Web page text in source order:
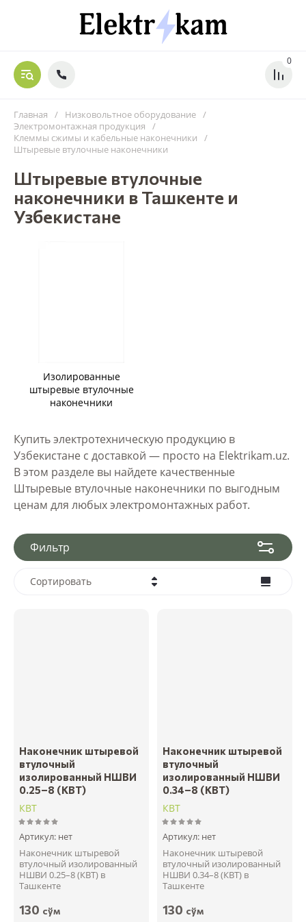
0
Главная / Низковольтное оборудование /
Электромонтажная продукция
/
Клеммы сжимы и кабельные наконечники
/
Штыревые втулочные наконечники
Штыревые втулочные
наконечники в Ташкенте и
Узбекистане
Изолированные
штыревые втулочные
наконечники
Купить электротехническую продукцию в
Узбекистане с доставкой — просто на Elektrikam.uz.
В этом разделе вы найдете качественные
Штыревые втулочные наконечники по выгодным
ценам для любых электромонтажных работ.
Фильтр
Сортировать
Наконечник штыревой
втулочный
изолированный НШВИ
0.25–8 (КВТ)
КВТ
Артикул: нет
Наконечник штыревой
втулочный изолированный
НШВИ 0.25–8 (КВТ) в
Ташкенте
130 сўм
Наконечник штыревой
втулочный
изолированный НШВИ
0.34–8 (КВТ)
КВТ
Артикул: нет
Наконечник штыревой
втулочный изолированный
НШВИ 0.34–8 (КВТ) в
Ташкенте
130 сўм